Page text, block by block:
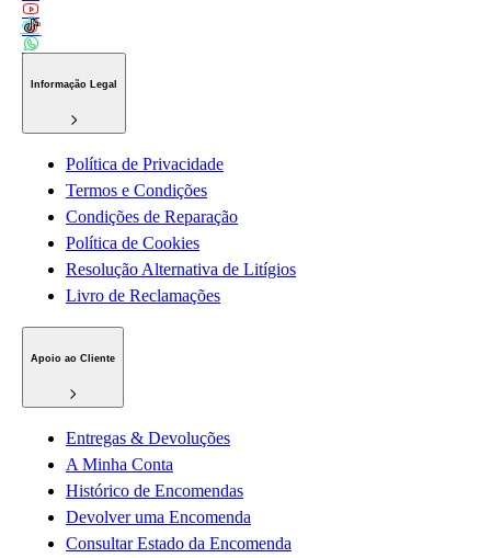
Informação Legal
Política de Privacidade
Termos e Condições
Condições de Reparação
Política de Cookies
Resolução Alternativa de Litígios
Livro de Reclamações
Apoio ao Cliente
Entregas & Devoluções
A Minha Conta
Histórico de Encomendas
Devolver uma Encomenda
Consultar Estado da Encomenda